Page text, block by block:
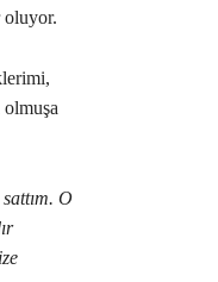
oluyor.
olmuşa
O